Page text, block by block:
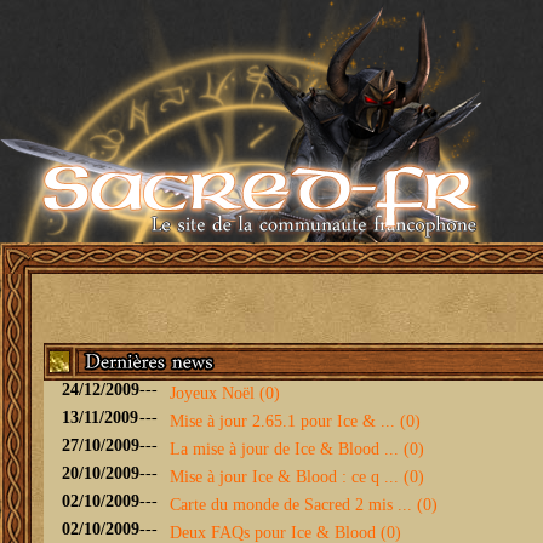
24/12/2009---
Joyeux Noël (0)
13/11/2009---
Mise à jour 2.65.1 pour Ice & ... (0)
27/10/2009---
La mise à jour de Ice & Blood ... (0)
20/10/2009---
Mise à jour Ice & Blood : ce q ... (0)
02/10/2009---
Carte du monde de Sacred 2 mis ... (0)
02/10/2009--- Deux FAQs pour Ice & Blood (0)